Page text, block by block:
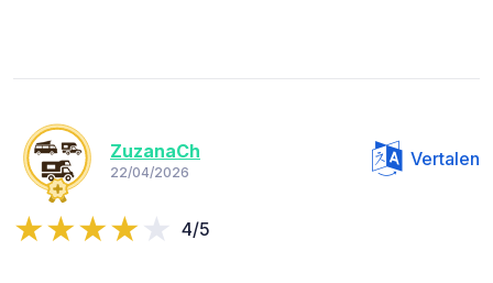
ZuzanaCh
22/04/2026
Vertalen
4/5